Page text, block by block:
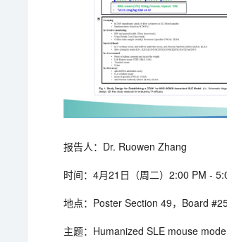
报告人：Dr. Ruowen Zhang
时间：4月21日（周二）2:00 PM -
地点：Poster Section 49，Board
主题：Humanized SLE mouse